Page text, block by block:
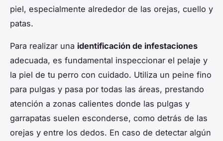
piel, especialmente alrededor de las orejas, cuello y
patas.
Para realizar una identificación de infestaciones
adecuada, es fundamental inspeccionar el pelaje y
la piel de tu perro con cuidado. Utiliza un peine fino
para pulgas y pasa por todas las áreas, prestando
atención a zonas calientes donde las pulgas y
garrapatas suelen esconderse, como detrás de las
orejas y entre los dedos. En caso de detectar algún